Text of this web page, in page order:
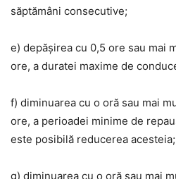
săptămâni consecutive;
e) depășirea cu 0,5 ore sau mai
ore, a duratei maxime de
f) diminuarea cu o oră sau mai
ore, a perioadei minime de
este posibilă reducerea acesteia;
g) diminuarea cu o oră sau mai